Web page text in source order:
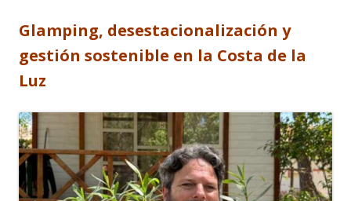
Glamping, desestacionalización y
gestión sostenible en la Costa de la
Luz